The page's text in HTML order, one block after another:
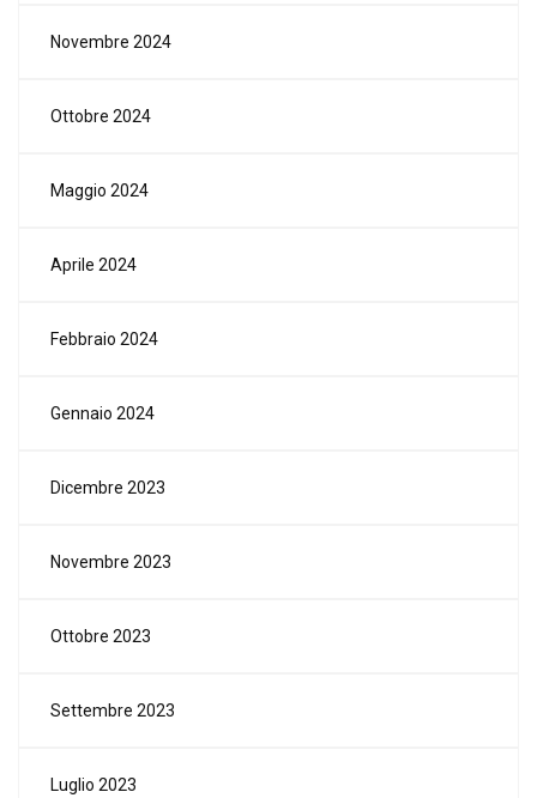
Novembre 2024
Ottobre 2024
Maggio 2024
Aprile 2024
Febbraio 2024
Gennaio 2024
Dicembre 2023
Novembre 2023
Ottobre 2023
Settembre 2023
Luglio 2023